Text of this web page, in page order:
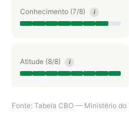
Conhecimento (7/8) i
Atitude (8/8) i
Fonte: Tabela CBO — Ministério do